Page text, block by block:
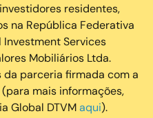
residentes,
na República Federativa
Services
Mobiliários Ltda.
da parceria firmada com a
mais informações,
Global DTVMaqui).